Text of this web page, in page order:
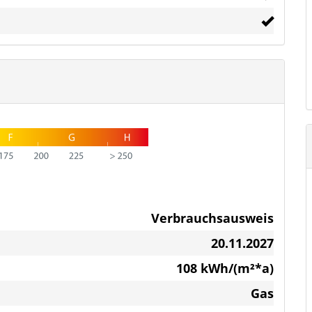
bestehend aus vier separaten
voller Möglichkeiten. Die 1991 erbaute
eine vielseitige Nutzung für
Verbrauchsausweis
20.11.2027
108 kWh/(m²*a)
Gas